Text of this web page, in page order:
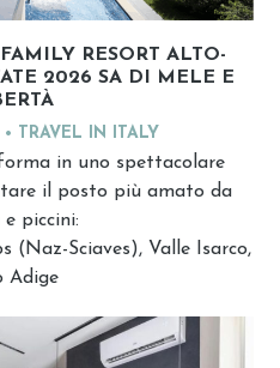
RESORT ALTO-
2026 SA DI MELE E
TRAVEL IN ITALY
in uno spettacolare
il posto più amato da
piccini:
(Naz-Sciaves), Valle Isarco,
Adige